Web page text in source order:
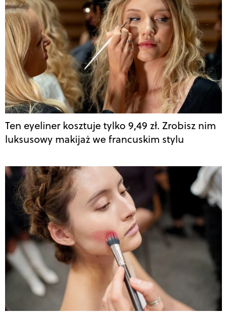
Ten eyeliner kosztuje tylko 9,49 zł. Zrobisz nim
luksusowy makijaż we francuskim stylu